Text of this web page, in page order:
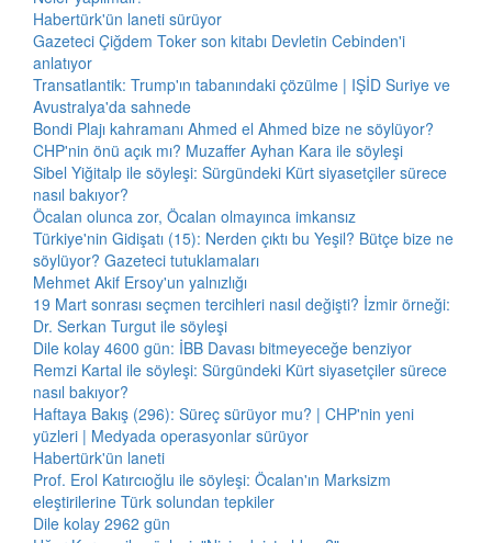
Habertürk'ün laneti sürüyor
Gazeteci Çiğdem Toker son kitabı Devletin Cebinden'i
anlatıyor
Transatlantik: Trump'ın tabanındaki çözülme | IŞİD Suriye ve
Avustralya'da sahnede
Bondi Plajı kahramanı Ahmed el Ahmed bize ne söylüyor?
CHP'nin önü açık mı? Muzaffer Ayhan Kara ile söyleşi
Sibel Yiğitalp ile söyleşi: Sürgündeki Kürt siyasetçiler sürece
nasıl bakıyor?
Öcalan olunca zor, Öcalan olmayınca imkansız
Türkiye'nin Gidişatı (15): Nerden çıktı bu Yeşil? Bütçe bize ne
söylüyor? Gazeteci tutuklamaları
Mehmet Akif Ersoy'un yalnızlığı
19 Mart sonrası seçmen tercihleri nasıl değişti? İzmir örneği:
Dr. Serkan Turgut ile söyleşi
Dile kolay 4600 gün: İBB Davası bitmeyeceğe benziyor
Remzi Kartal ile söyleşi: Sürgündeki Kürt siyasetçiler sürece
nasıl bakıyor?
Haftaya Bakış (296): Süreç sürüyor mu? | CHP'nin yeni
yüzleri | Medyada operasyonlar sürüyor
Habertürk'ün laneti
Prof. Erol Katırcıoğlu ile söyleşi: Öcalan'ın Marksizm
eleştirilerine Türk solundan tepkiler
Dile kolay 2962 gün